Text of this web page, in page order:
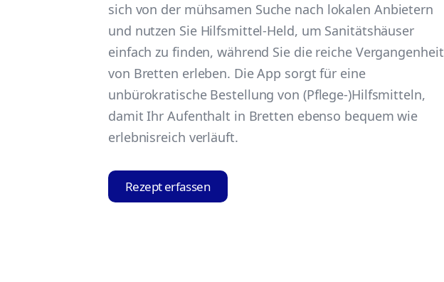
sich von der mühsamen Suche nach lokalen Anbietern
und nutzen Sie Hilfsmittel-Held, um Sanitätshäuser
einfach zu finden, während Sie die reiche Vergangenheit
von Bretten erleben. Die App sorgt für eine
unbürokratische Bestellung von (Pflege-)Hilfsmitteln,
damit Ihr Aufenthalt in Bretten ebenso bequem wie
erlebnisreich verläuft.
Rezept erfassen